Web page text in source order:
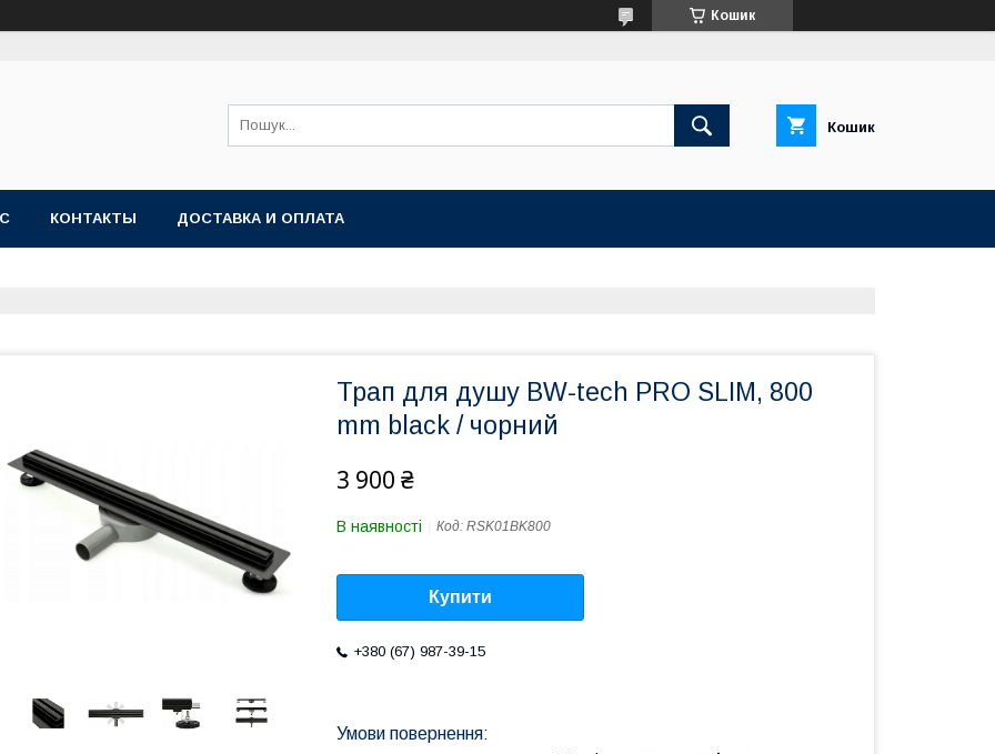
Кошик
Кошик
КОНТАКТЫ ДОСТАВКА И ОПЛАТА
Трап для душу BW-tech PRO SLIM, 800
mm black / чорний
3 900 ₴
В наявності Код: RSK01BK800
Купити
+380 (67) 987-39-15